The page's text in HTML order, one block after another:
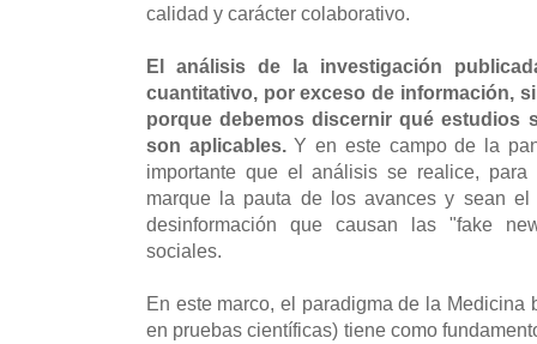
calidad y carácter colaborativo.
El análisis de la investigación
cuantitativo, por exceso de información,
porque debemos discernir qué estudios
son aplicables.Y en este campo de la
importante que el análisis se realice,
marque la pauta de los avances y sean
desinformación que causan las "fake
sociales.
En este marco, el paradigma de la Medicina
en pruebas científicas) tiene como